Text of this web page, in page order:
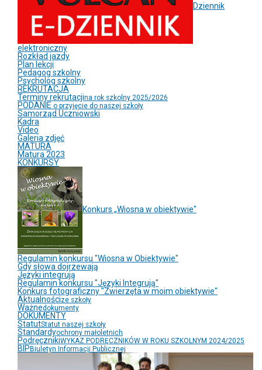
Dziennik
elektroniczny
Rozkład jazdy
Plan lekcji
Pedagog szkolny
Psycholog szkolny
REKRUTACJA
Terminy rekrutacjina rok szkolny 2025/2026
PODANIE o przyjęcie do naszej szkoły
Samorząd Uczniowski
Kadra
Video
Galeria zdjęć
MATURA
Matura 2023
KONKURSY
Konkurs „Wiosna w obiektywie"
Regulamin konkursu "Wiosna w Obiektywie"
Gdy słowa dojrzewają
Języki integrują
Regulamin konkursu "Języki Integrują"
Konkurs fotograficzny "Zwierzęta w moim obiektywie"
Aktualnościze szkoły
Ważnedokumenty
DOKUMENTY
StatutStatut naszej szkoły
Standardyochrony małoletnich
PodręcznikiWYKAZ PODRĘCZNIKÓW W ROKU SZKOLNYM 2024/2025
BIPBiuletyn Informacji Publicznej